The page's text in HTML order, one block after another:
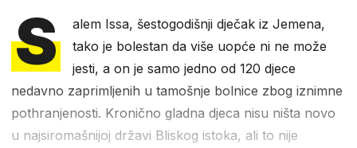
S
alem Issa, šestogodišnji dječak iz Jemena,
tako je bolestan da više uopće ni ne može
jesti, a on je samo jedno od 120 djece
nedavno zaprimljenih u tamošnje bolnice zbog iznimne
pothranjenosti. Kronično gladna djeca nisu ništa novo
u najsiromašnijoj državi Bliskog istoka, ali to nije